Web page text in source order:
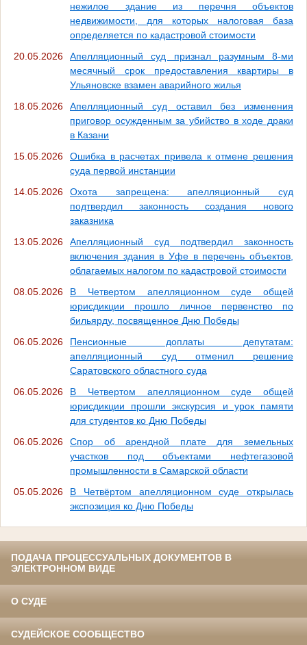
нежилое здание из перечня объектов
недвижимости, для которых налоговая база
определяется по кадастровой стоимости
20.05.2026
Апелляционный суд признал разумным 8-ми
месячный срок предоставления квартиры в
Ульяновске взамен аварийного жилья
18.05.2026
Апелляционный суд оставил без изменения
приговор осужденным за убийство в ходе драки
в Казани
15.05.2026
Ошибка в расчетах привела к отмене решения
суда первой инстанции
14.05.2026
Охота запрещена: апелляционный суд
подтвердил законность создания нового
заказника
13.05.2026
Апелляционный суд подтвердил законность
включения здания в Уфе в перечень объектов,
облагаемых налогом по кадастровой стоимости
08.05.2026
В Четвертом апелляционном суде общей
юрисдикции прошло личное первенство по
бильярду, посвященное Дню Победы
06.05.2026
Пенсионные доплаты депутатам:
апелляционный суд отменил решение
Саратовского областного суда
06.05.2026
В Четвертом апелляционном суде общей
юрисдикции прошли экскурсия и урок памяти
для студентов ко Дню Победы
06.05.2026
Спор об арендной плате для земельных
участков под объектами нефтегазовой
промышленности в Самарской области
05.05.2026
В Четвёртом апелляционном суде открылась
экспозиция ко Дню Победы
ПОДАЧА ПРОЦЕССУАЛЬНЫХ ДОКУМЕНТОВ В
ЭЛЕКТРОННОМ ВИДЕ
О СУДЕ
СУДЕЙСКОЕ СООБЩЕСТВО